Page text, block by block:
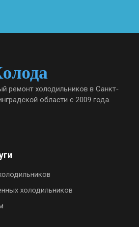
ремонт холодильников в Санкт-
области с 2009 года.
холодильников